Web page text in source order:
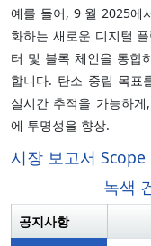
예를 들어, 9 월 2025에
화하는 새로운 디지털
터 및 블록 체인을 통합
합니다. 탄소 중립 목표
실시간 추적을 가능하
에 투명성을 향상.
시장 보고서 Scope
녹색
공지사항